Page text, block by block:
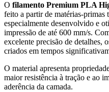
O filamento Premium PLA
feito a partir de matérias-primas
especialmente desenvolvido e
impressão de até 600 mm/s.
excelente precisão de detalhes,
criados em tempos
O material apresenta
maior resistência à tração e ao
aderência da camada.